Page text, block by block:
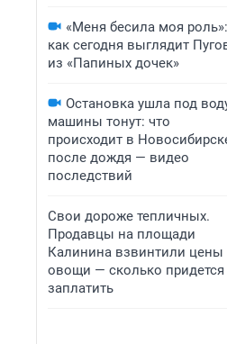
«Меня бесила моя роль»:
как сегодня выглядит
из «Папиных дочек»
Остановка ушла под
машины тонут: что
происходит в
после дождя — видео
последствий
Свои дороже тепличных.
Продавцы на площади
Калинина взвинтили цены
овощи — сколько придется
заплатить